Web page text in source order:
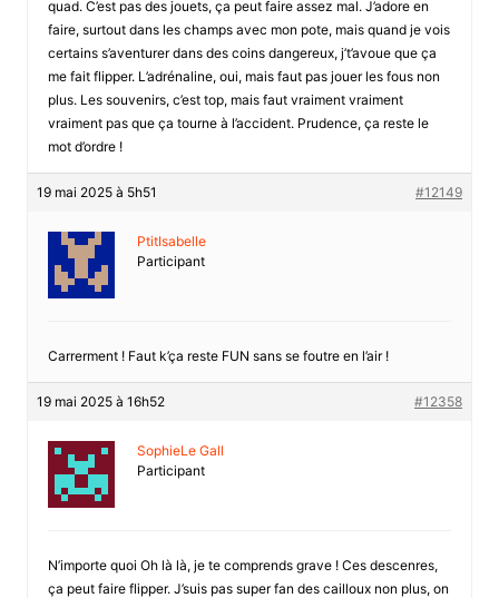
quad. C’est pas des jouets, ça peut faire assez mal. J’adore en
faire, surtout dans les champs avec mon pote, mais quand je vois
certains s’aventurer dans des coins dangereux, j’t’avoue que ça
me fait flipper. L’adrénaline, oui, mais faut pas jouer les fous non
plus. Les souvenirs, c’est top, mais faut vraiment vraiment
vraiment pas que ça tourne à l’accident. Prudence, ça reste le
mot d’ordre !
19 mai 2025 à 5h51 #12149
PtitIsabelle
Participant
Carrerment ! Faut k’ça reste FUN sans se foutre en l’air !
19 mai 2025 à 16h52 #12358
SophieLe Gall
Participant
N’importe quoi Oh là là, je te comprends grave ! Ces descenres,
ça peut faire flipper. J’suis pas super fan des cailloux non plus, on